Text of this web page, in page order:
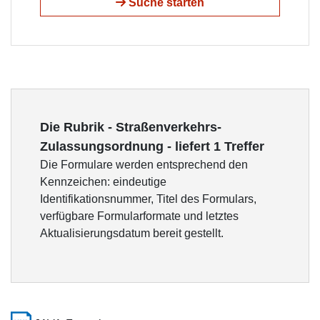
Suche starten
Die Rubrik - Straßenverkehrs-
Zulassungsordnung - liefert 1 Treffer
Die Formulare werden entsprechend den
Kennzeichen: eindeutige
Identifikationsnummer, Titel des Formulars,
verfügbare Formularformate und letztes
Aktualisierungsdatum bereit gestellt.